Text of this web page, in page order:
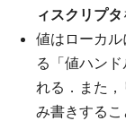
ィスクリプタ
値はローカ
る「値ハン
れる．また
み書きする